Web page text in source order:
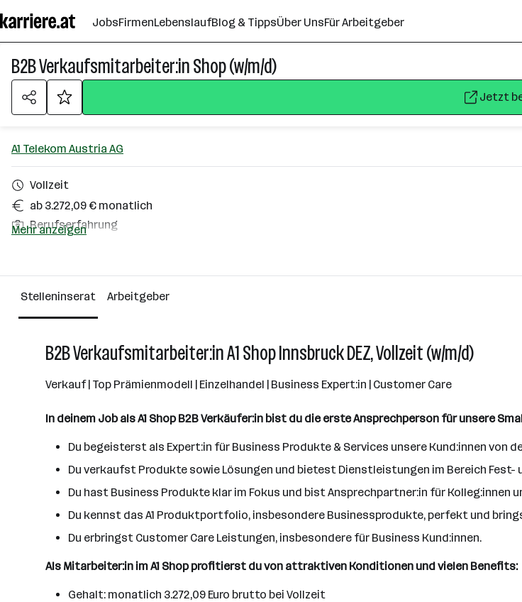
Seiteninhalt
springen
JobsFirmenLebenslaufBlog & TippsÜber UnsFür Arbeitgeber
B2B Verkaufsmitarbeiter:in Shop (w/m/d)
Jetzt
A1 Telekom Austria AG
Vollzeit
ab 3.272,09 € monatlich
Berufserfahrung
Über das Unternehmen
2501 - 10000 Mitarbeiter*innen
Mehr anzeigen
Stelleninserat Arbeitgeber
B2B Verkaufsmitarbeiter:in A1 Shop Innsbruck DEZ, Vollzeit (w/m/d)
Verkauf | Top Prämienmodell | Einzelhandel | Business Expert:in | Customer Care
In deinem Job als A1 Shop B2B Verkäufer:in bist du die erste Ansprechperson für unsere
Du begeisterst als Expert:in für Business Produkte & Services unsere Kund:innen von
Du verkaufst Produkte sowie Lösungen und bietest Dienstleistungen im Bereich Fest-
Du hast Business Produkte klar im Fokus und bist Ansprechpartner:in für Kolleg:innen
Du kennst das A1 Produktportfolio, insbesondere Businessprodukte, perfekt und
Du erbringst Customer Care Leistungen, insbesondere für Business Kund:innen.
Als Mitarbeiter:in im A1 Shop profitierst du von attraktiven Konditionen und vielen Benefits:
Gehalt: monatlich 3.272,09 Euro brutto bei Vollzeit